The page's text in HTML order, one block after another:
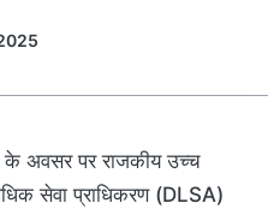
के अवसर पर राजकीय उच्च
सेवा प्राधिकरण (DLSA)